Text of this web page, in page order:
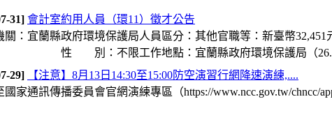
31] 會計室約用人員（環11）徵才公告
關：宜蘭縣政府環境保護局人員區分：其他官職等：新臺幣
別：不限工作地點：宜蘭縣政府環境保護局（
29]
【注意】8月13日14:30至15:00防空演習行網降速演練,....
國家通訊傳播委員會官網演練專區（https://www.ncc.gov.tw/chncc/